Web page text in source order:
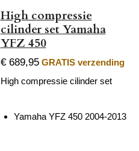
High compressie
cilinder set Yamaha
YFZ 450
€ 689,95 GRATIS verzending
High compressie cilinder set
Yamaha YFZ 450 2004-2013